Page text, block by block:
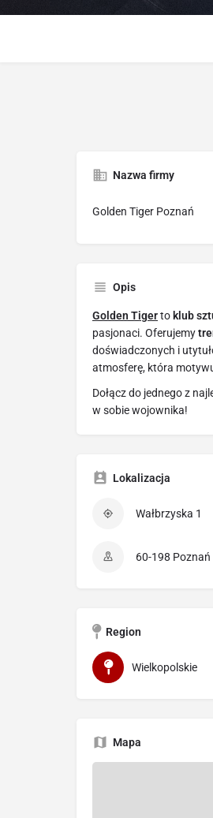
Nazwa firmy
Golden Tiger Poznań
Opis
Golden Tigerto klub
pasjonaci. Oferujemy
doświadczonych i
atmosferę, która
Dołącz do jednego z
w sobie wojownika!
Lokalizacja
Wałbrzyska 1
60-198 Poznań
Region
Wielkopolskie
Mapa